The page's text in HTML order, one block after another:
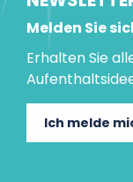
Melden Sie
Erhalten Sie
Ich melde